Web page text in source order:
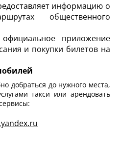
информацию о
общественного
приложение
и покупки билетов на
добраться до нужного места,
такси или арендовать